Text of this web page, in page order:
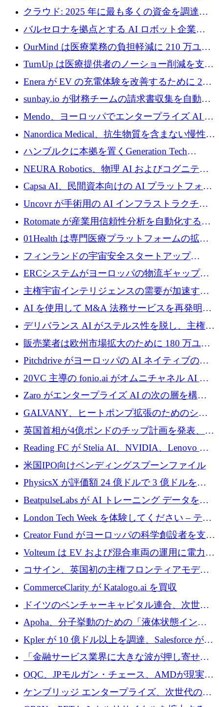
ハイテク資金調達は5月に105億ユーロに回復
クラウド: 2025 年に最も多くの資金を調達し
た 10 社
バルセロナを拠点とする AI ロボット企業
Theker が 8,500 万ドルを調達
OurMind は医療業務の負担軽減に 210 万ユー
ロを寄付
TurnUp は医療提供者のノーショー削減を支援
するために 200 万ユーロを調達
Enera が EV の充電体験を改善するために 200
万ドルを調達
sunbay.io が財務チームの請求書収集を自動化
するために 55 万ユーロを調達
Mendo、ヨーロッパでエンタープライズ AI 導
入を拡大するために 1,200 万ユーロを確保
Nanordica Medical、抗生物質を含まない慢性創
傷治療薬を市場に投入するために 160 万ユー
ロを調達
ハンブルクに本拠を置くGeneration Tech
Partnersが5,000万ユーロのAIロールアップファ
NEURA Robotics、物理 AI およびコグニティ
ブ ロボティクス プラットフォームを拡張する
ためにシリーズ C で最大 14 億ドルを確保
Capsa AI、民間資本向けの AI プラットフォー
ムを拡大するために 1,800 万ドルを調達
Uncovr が手術用の AI インフラストラクチャ
を構築するために 700 万ドルを調達
Rotomate が産業用信頼性分析を自動化するた
めに 210 万ユーロを調達
01Health は専門医療プラットフォームの拡大
に 1,500 万ドルを確保
フィンランドの宇宙安全スタートアップ
Aavuus が、スペースデブリ追跡に取り組むプ
レシード資金を獲得
ERCシステムがヨーロッパの物流ギャップを
埋めるために設計された重量物運搬用eVTOL
であるVictorを発表
主権宇宙インテリジェンスの需要が加速する
中、ICEYEは評価額100億ユーロ以上で4億
AI を使用して M&A 法務サービスを再発明す
るために 110 万ユーロを適切に確保
デリバランス AI がステルス性を脱し、主権の
あるエンタープライズ AI を強化
販売業者は欧州市場拡大のために 180 万ユー
ロを確保
Pitchdrive がヨーロッパの AI ネイティブの創
業者を支援するために 6,000 万ユーロを調達
20VC 主導の fonio.ai がオムニチャネル AI プ
ラットフォームのために 1,700 万ドルを調達
Zaro がエンタープライズ AI の次の層を構築
するために 510 万ドルを獲得
GALVANY、ヒートポンプ拡張のためのシー
ドラウンドで1,000万ユーロを確保
英国首相が4億ポンドのチップ計画を発表、英
国の新興企業は「ここで拡大」し「ここに留
まる」
Reading FC が Stelia AI、NVIDIA、Lenovo と
協力して AI Center of Excellence を立ち上げ
米国IPO向けベンディングスプーンファイル
PhysicsX が評価額 24 億ドルで 3 億ドルを調
達
BeatpulseLabs が AI トレーニング データを拡
張するために 180 万ドルのプレシードを調達
London Tech Week を体験してください – テク
ノロジーがヨーロッパのイノベーションの未
来を形作る場所
Creator Fund がヨーロッパの科学創設者を支援
するために 5,600 万ドルを調達
Volteum は EV および混合車両の運用に電力を
供給するために 250 万ユーロを寄付
コサイン、英国初の主権フロンティアモデル
で業界の支援を確保
CommerceClarity が Katalogo.ai を買収
ドイツのベンチャーキャピタル連合、次世代
スタートアップの成長に向けて機関投資家へ
の資本シフトを呼びかけ
Apoha、分子挙動のための「液体状態インテ
リジェンス」を構築するために3,600万ドルを
かけてステルス状態から出現
Kpler が 10 億ドル以上を調達、Salesforce が
Contentful を買収、Built in Europe キャンペー
ンを開始
「金融サービス業界に大きな波が押し寄せて
いる」と「欧州初のAIネイティブ銀行」のボ
スが語る
OQC、JPモルガン・チェース、AMDが現実世
界のフィンテック・アプリケーションを探索
するためにQuantum-AIデータセンターを立ち
ケンブリッジ エンタープライズ、次世代のデ
ィープテック創設者向けにロンドンの出発点